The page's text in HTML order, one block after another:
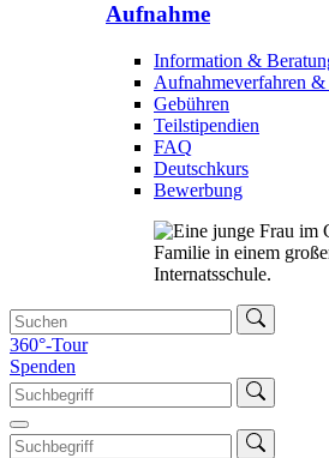
Aufnahme
Information &
Aufnahmeverfahren &
Gebühren
Teilstipendien
FAQ
Deutschkurs
Bewerbung
360°-Tour
Spenden